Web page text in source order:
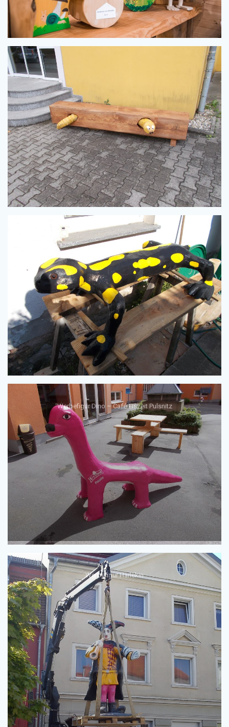
Werbefigur Dino – Café Eiszeit Pulsnitz
Werbefigur Harlekin